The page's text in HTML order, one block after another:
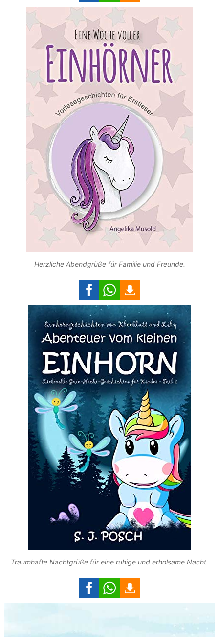
Herzliche Abendgrüße für Familie und Freunde.
Traumhafte Nachtgrüße für eine ruhige und erholsame Nacht.